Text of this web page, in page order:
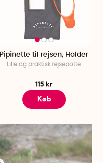
Pipinette til rejsen, Holder
Lille og praktisk rejsepotte
115 kr
Køb